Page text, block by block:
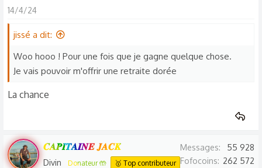
c
i
n
s
14/4/24
jissé a dit:
Woo hooo ! Pour une fois que je gagne quelque chose.
Je vais pouvoir m'offrir une retraite dorée
La chance
𝑪𝑨𝑷𝑰𝑻𝑨𝑰𝑵𝑬 𝑱𝑨𝑪𝑲
Divin Donateur 🤲 🥇 Top contributeur
Messages
55 928
Fofocoins
262 572